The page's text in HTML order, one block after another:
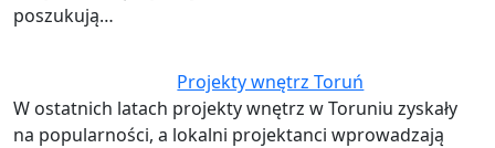
poszukują…
Projekty wnętrz Toruń
W ostatnich latach projekty wnętrz w Toruniu zyskały
na popularności, a lokalni projektanci wprowadzają